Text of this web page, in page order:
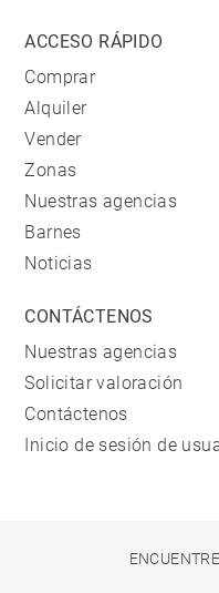
ACCESO RÁPIDO
Comprar
Alquiler
Vender
Zonas
Nuestras agencias
Barnes
Noticias
CONTÁCTENOS
Nuestras agencias
Solicitar valoración
Contáctenos
Inicio de sesión de